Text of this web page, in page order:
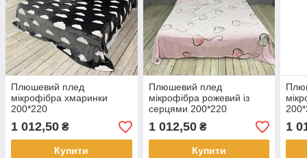
Плюшевий плед
мікрофібра хмаринки
200*220
1 012,50 ₴
Купити
Плюшевий плед
мікрофібра рожевий із
серцями 200*220
1 012,50₴
Купити
1